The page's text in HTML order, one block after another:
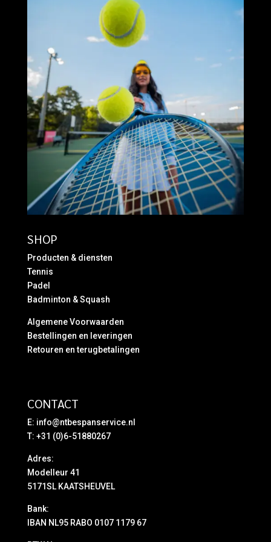
SHOP
Producten & diensten
Tennis
Padel
Badminton & Squash
Algemene Voorwaarden
Bestellingen en leveringen
Retouren en terugbetalingen
CONTACT
E: info@ntbespanservice.nl
T: +31 (0)6-51880267
Adres:
Modelleur 41
5171SL KAATSHEUVEL
Bank:
IBAN NL95 RABO 0107 1179 67